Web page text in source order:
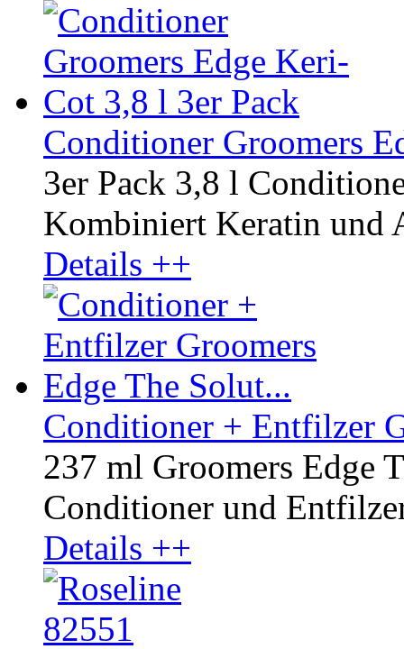
Conditioner Groomers
3er Pack 3,8 l
Kombiniert Keratin und
Details ++
Conditioner + Entfilzer
237 ml Groomers Edge
Conditioner und
Details ++